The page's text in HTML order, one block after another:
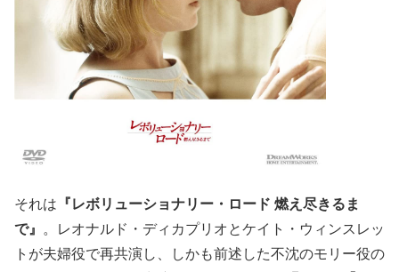
それは 『レボリューショナリー・ロード 燃え尽きるま
で』
。レオナルド・ディカプリオとケイト・ウィンスレッ
トが夫婦役で再共演し、しかも前述した不沈のモリー役の